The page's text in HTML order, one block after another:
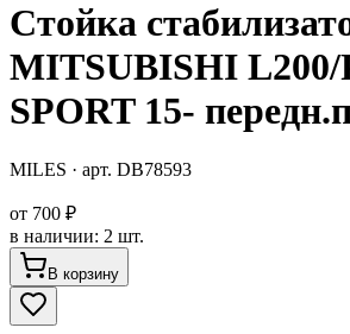
Стойка
MITSUBISHI L200/
SPORT 15-
MILES · арт. DB78593
от 700 ₽
в наличии: 2 шт.
В корзину